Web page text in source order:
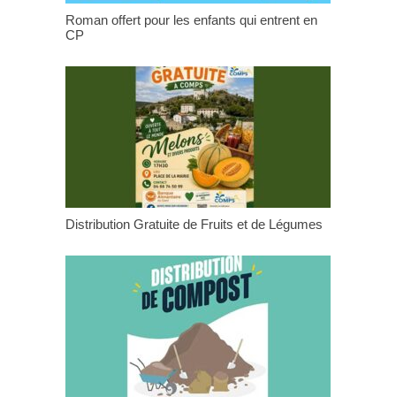
Roman offert pour les enfants qui entrent en
CP
Distribution Gratuite de Fruits et de Légumes